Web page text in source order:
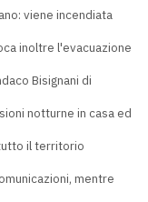
viene incendiata
inoltre l'evacuazione
Bisignani di
notturne in casa ed
il territorio
mentre